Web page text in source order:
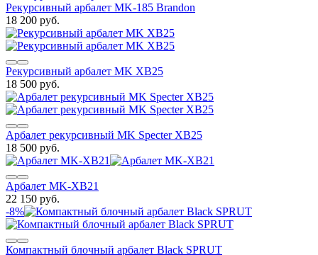
Рекурсивный арбалет MK-185 Brandon
18 200 руб.
Рекурсивный арбалет MK XB25
18 500 руб.
Арбалет рекурсивный MK Specter XB25
18 500 руб.
Арбалет MK-XB21
22 150 руб.
-8%
Компактный блочный арбалет Black SPRUT